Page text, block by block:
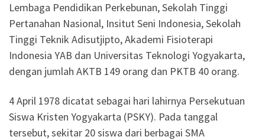
Lembaga Pendidikan Perkebunan, Sekolah Tinggi
Pertanahan Nasional, Insitut Seni Indonesia, Sekolah
Tinggi Teknik Adisutjipto, Akademi Fisioterapi
Indonesia YAB dan Universitas Teknologi Yogyakarta,
dengan jumlah AKTB 149 orang dan PKTB 40 orang.
4 April 1978 dicatat sebagai hari lahirnya Persekutuan
Siswa Kristen Yogyakarta (PSKY). Pada tanggal
tersebut, sekitar 20 siswa dari berbagai SMA